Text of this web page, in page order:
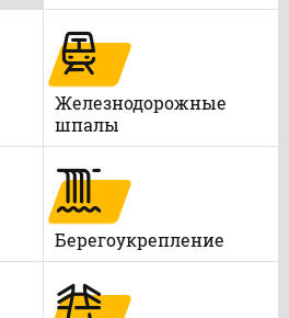
Железнодорожные
шпалы
Берегоукрепление